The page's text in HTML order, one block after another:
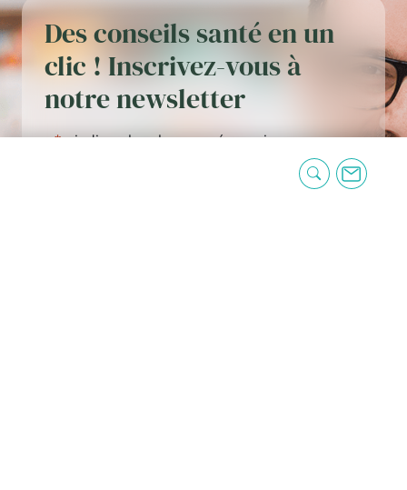
Des conseils santé en un
clic ! Inscrivez-vous à
notre newsletter
«*» indique les champs nécessaires